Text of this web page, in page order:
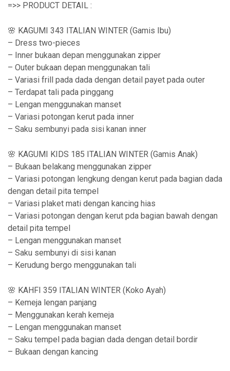
p
2
3
9
,
9
0
0
t
h
r
o
g
h
p
4
6
9
=>> PRODUCT DETAIL :
🌸 KAGUMI 343 ITALIAN WINTER (Gamis Ibu)
– Dress two-pieces
– Inner bukaan depan menggunakan zipper
– Outer bukaan depan menggunakan tali
– Variasi frill pada dada dengan detail payet pada outer
– Terdapat tali pada pinggang
– Lengan menggunakan manset
– Variasi potongan kerut pada inner
– Saku sembunyi pada sisi kanan inner
🌸 KAGUMI KIDS 185 ITALIAN WINTER (Gamis Anak)
– Bukaan belakang menggunakan zipper
– Variasi potongan lengkung dengan kerut pada bagian dada
dengan detail pita tempel
– Variasi plaket mati dengan kancing hias
– Variasi potongan dengan kerut pda bagian bawah dengan
detail pita tempel
– Lengan menggunakan manset
– Saku sembunyi di sisi kanan
– Kerudung bergo menggunakan tali
🌸 KAHFI 359 ITALIAN WINTER (Koko Ayah)
– Kemeja lengan panjang
– Menggunakan kerah kemeja
– Lengan menggunakan manset
– Saku tempel pada bagian dada dengan detail bordir
– Bukaan dengan kancing